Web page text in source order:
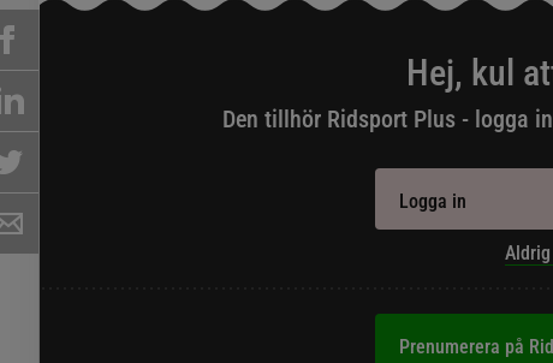
Hej, kul
Den tillhör Ridsport Plus - logga
Logga in
Prenumerera på